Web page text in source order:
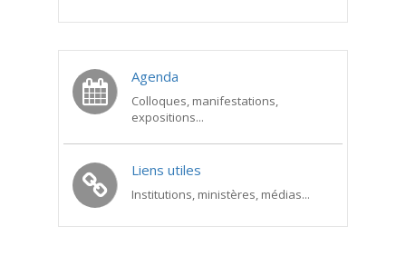
Agenda
Colloques, manifestations,
expositions...
Liens utiles
Institutions, ministères, médias...